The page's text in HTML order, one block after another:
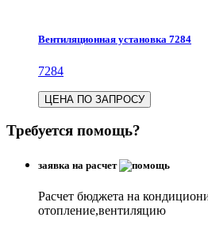
Вентиляционная установка 7284
7284
ЦЕНА ПО ЗАПРОСУ
Требуется помощь?
заявка на расчет
Расчет бюджета на
отопление,вентиляцию